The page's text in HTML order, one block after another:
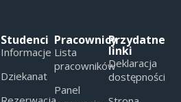
Studenci
Informacje
Dziekanat
Pracownicy
Lista
pracowników
Panel
Przydatne
linki
Deklaracja
dostępności